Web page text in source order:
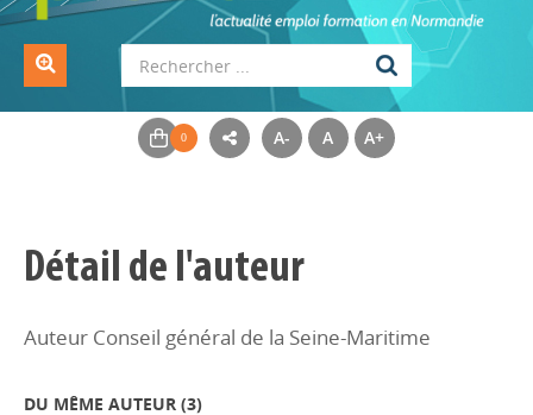
A- A A+
Détail de l'auteur
Auteur Conseil général de la Seine-Maritime
DU MÊME AUTEUR (3)